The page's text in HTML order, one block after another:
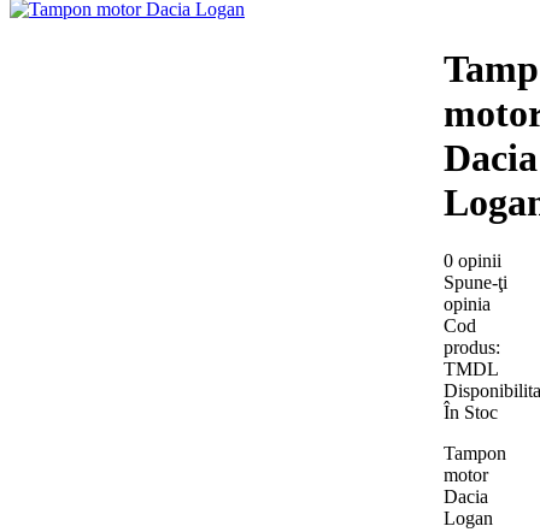
Dacia
0 opinii
Spune-ţi
opinia
Cod
produs:
TMDL
În Stoc
Tampon
motor
Dacia
Logan